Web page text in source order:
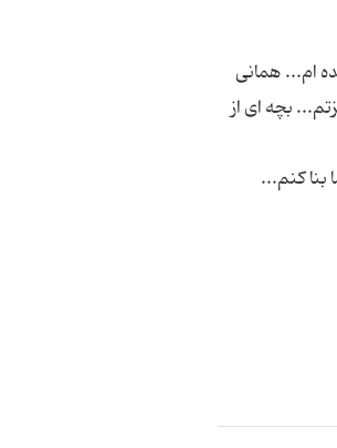
ام... همانی
بچه ای از